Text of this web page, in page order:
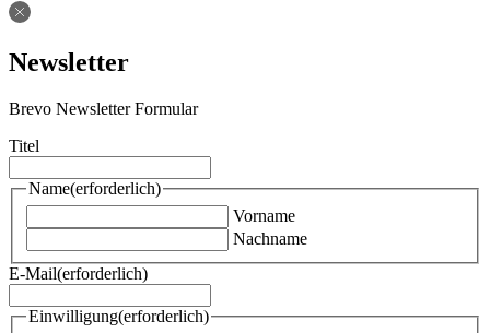
Newsletter
Brevo Newsletter Formular
Titel
Name(erforderlich)
Vorname
Nachname
E-Mail(erforderlich)
Einwilligung(erforderlich)